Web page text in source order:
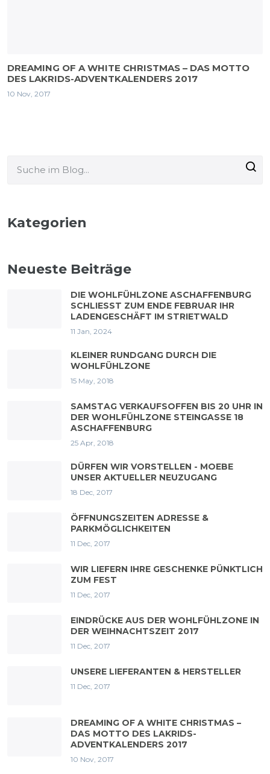
DREAMING OF A WHITE CHRISTMAS – DAS MOTTO
DES LAKRIDS-ADVENTKALENDERS 2017
10 Nov, 2017
Kategorien
Neueste Beiträge
DIE WOHLFÜHLZONE ASCHAFFENBURG
SCHLIESST ZUM ENDE FEBRUAR IHR L
ADENGESCHÄFT IM STRIETWALD
11 Jan, 2024
KLEINER RUNDGANG DURCH DIE
WOHLFÜHLZONE
15 May, 2018
SAMSTAG VERKAUFSOFFEN BIS 20 UHR IN
DER WOHLFÜHLZONE STEINGASSE 18
ASCHAFFENBURG
25 Apr, 2018
DÜRFEN WIR VORSTELLEN - MOEBE
UNSER AKTUELLER NEUZUGANG
18 Dec, 2017
ÖFFNUNGSZEITEN ADRESSE &
PARKMÖGLICHKEITEN
11 Dec, 2017
WIR LIEFERN IHRE GESCHENKE PÜNKTLICH
ZUM FEST
11 Dec, 2017
EINDRÜCKE AUS DER WOHLFÜHLZONE IN
DER WEIHNACHTSZEIT 2017
11 Dec, 2017
UNSERE LIEFERANTEN & HERSTELLER
11 Dec, 2017
DREAMING OF A WHITE CHRISTMAS –
DAS MOTTO DES LAKRIDS-
ADVENTKALENDERS 2017
10 Nov, 2017